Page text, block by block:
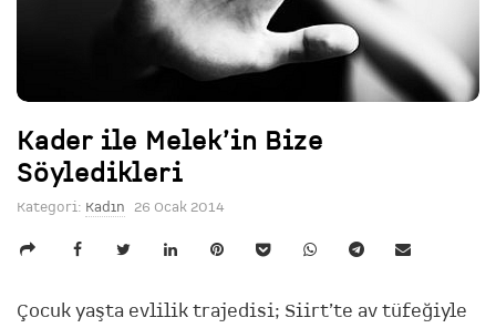
Kader ile Melek’in Bize
Söyledikleri
Kategori: Kadın 26 Ocak 2014
Çocuk yaşta evlilik trajedisi; Siirt’te av tüfeğiyle